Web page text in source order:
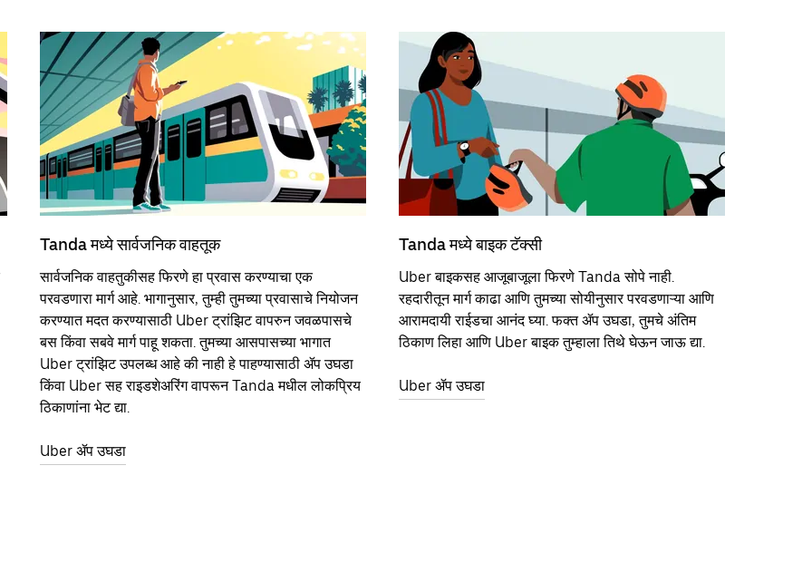
Tanda मध्ये सार्वजनिक वाहतूक
सार्वजनिक वाहतुकीसह फिरणे हा प्रवास करण्याचा एक
परवडणारा मार्ग आहे. भागानुसार, तुम्ही तुमच्या प्रवासाचे नियोजन
करण्यात मदत करण्यासाठी Uber ट्रांझिट वापरुन जवळपासचे
बस किंवा सबवे मार्ग पाहू शकता. तुमच्या आसपासच्या भागात
Uber ट्रांझिट उपलब्ध आहे की नाही हे पाहण्यासाठी ॲप उघडा
किंवा Uber सह राइडशेअरिंग वापरून Tanda मधील लोकप्रिय
ठिकाणांना भेट द्या.
Uber ॲप उघडा
Tanda मध्ये बाइक टॅक्सी
Uber बाइकसह आजूबाजूला फिरणे Tanda सोपे नाही.
रहदारीतून मार्ग काढा आणि तुमच्या सोयीनुसार परवडणाऱ्या आणि
आरामदायी राईडचा आनंद घ्या. फक्त ॲप उघडा, तुमचे अंतिम
ठिकाण लिहा आणि Uber बाइक तुम्हाला तिथे घेऊन जाऊ द्या.
Uber ॲप उघडा